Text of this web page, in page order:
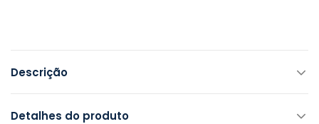
Descrição
Detalhes do produto